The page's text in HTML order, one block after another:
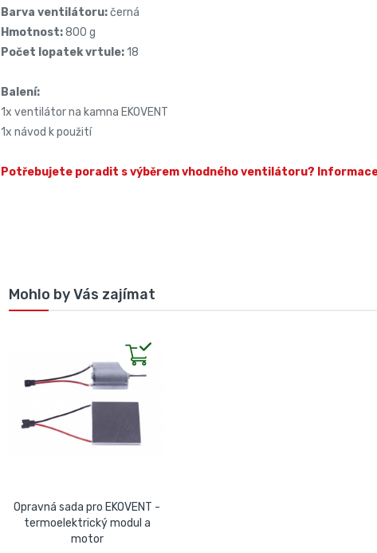
Barva ventilátoru:černá
Hmotnost:800 g
Počet lopatek vrtule:18
Balení:
1x ventilátor na kamna EKOVENT
1x návod k použití
Potřebujete poradit s výběrem vhodného ventilátoru?
Mohlo by Vás zajímat
Opravná sada pro EKOVENT -
termoelektrický modul a
motor